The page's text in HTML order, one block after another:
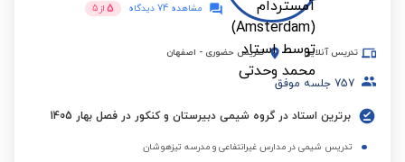
مشاهده 74 دیدگاه
5 از 5
تدریس آنلاین تدریس حضوری - اصفهان
757 جلسه موفق
برترین استاد در گروه شیمی دبیرستان و کنکور در فصل بهار 1405
تدریس شیمی در مدارس غیرانتفاعی و مدرسه تیزهوشان